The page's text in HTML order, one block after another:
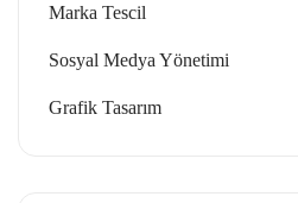
Marka Tescil
Sosyal Medya Yönetimi
Grafik Tasarım